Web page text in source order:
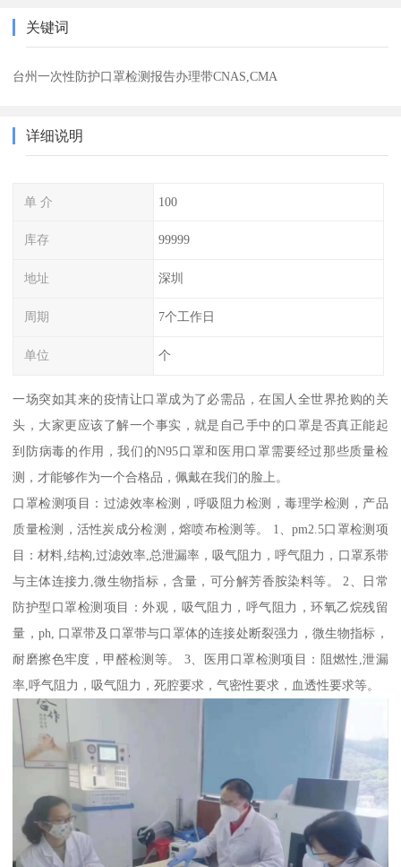
关键词
台州一次性防护口罩检测报告办理带CNAS,CMA
详细说明
单 介 100
库存 99999
地址 深圳
周期 7个工作日
单位 个
一场突如其来的疫情让口罩成为了必需品，在国人全世界抢购的关
头，大家更应该了解一个事实，就是自己手中的口罩是否真正能起
到防病毒的作用，我们的N95口罩和医用口罩需要经过那些质量检
测，才能够作为一个合格品，佩戴在我们的脸上。
口罩检测项目：过滤效率检测，呼吸阻力检测，毒理学检测，产品
质量检测，活性炭成分检测，熔喷布检测等。 1、pm2.5口罩检测项
目：材料,结构,过滤效率,总泄漏率，吸气阻力，呼气阻力，口罩系带
与主体连接力,微生物指标，含量，可分解芳香胺染料等。 2、日常
防护型口罩检测项目：外观，吸气阻力，呼气阻力，环氧乙烷残留
量，ph, 口罩带及口罩带与口罩体的连接处断裂强力，微生物指标，
耐磨擦色牢度，甲醛检测等。 3、医用口罩检测项目：阻燃性,泄漏
率,呼气阻力，吸气阻力，死腔要求，气密性要求，血透性要求等。